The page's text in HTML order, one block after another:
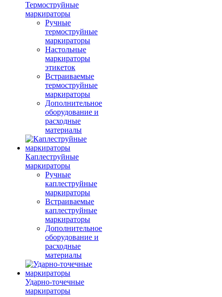
Термоструйные
маркираторы
Ручные
термоструйные
маркираторы
Настольные
маркираторы
этикеток
Встраиваемые
термоструйные
маркираторы
Дополнительное
оборудование и
расходные
материалы
Каплеструйные
маркираторы
Ручные
каплеструйные
маркираторы
Встраиваемые
каплеструйные
маркираторы
Дополнительное
оборудование и
расходные
материалы
Ударно-точечные
маркираторы